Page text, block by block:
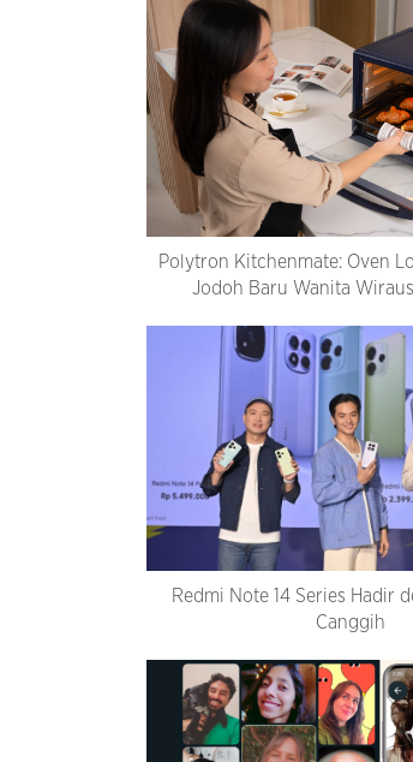
Polytron Kitchenmate: Oven
Jodoh Baru Wanita
Redmi Note 14 Series Hadir
Canggih